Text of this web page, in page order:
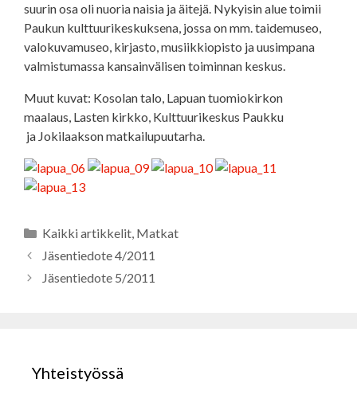
suurin osa oli nuoria naisia ja äitejä. Nykyisin alue toimii
Paukun kulttuurikeskuksena, jossa on mm. taidemuseo,
valokuvamuseo, kirjasto, musiikkiopisto ja uusimpana
valmistumassa kansainvälisen toiminnan keskus.
Muut kuvat: Kosolan talo, Lapuan tuomiokirkon
maalaus, Lasten kirkko, Kulttuurikeskus Paukku
ja Jokilaakson matkailupuutarha.
Kategoriat
Kaikki artikkelit, Matkat
Jäsentiedote 4/2011
Jäsentiedote 5/2011
Yhteistyössä